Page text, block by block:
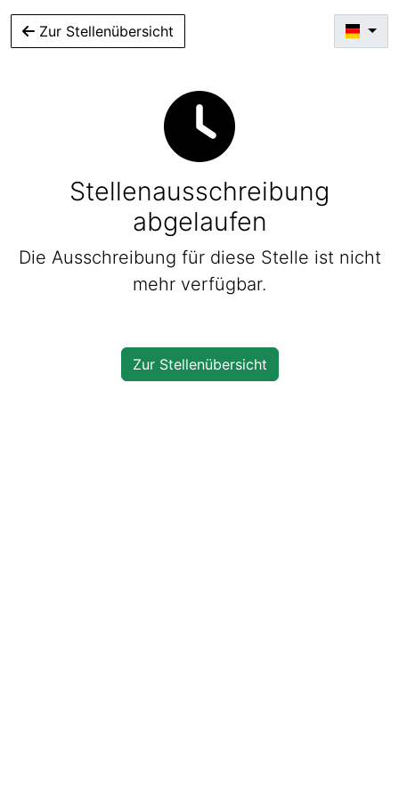
Zur Stellenübersicht
Stellenausschreibung
abgelaufen
Die Ausschreibung für diese Stelle ist nicht
mehr verfügbar.
Zur Stellenübersicht